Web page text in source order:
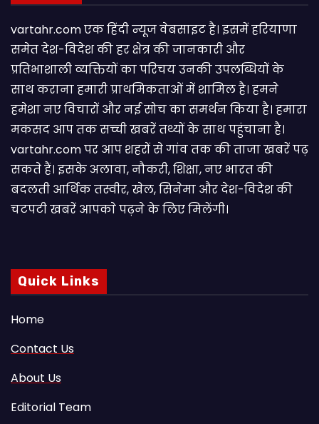
vartahr.com एक हिंदी न्यूज वेबसाइट है। इसमें हरियाणा
समेत देश-विदेश की हर क्षेत्र की जानकारी और
प्रतिभाशाली व्यक्तियों का परिचय उनकी उपलब्धियों के
साथ कराना हमारी प्राथमिकताओं में शामिल है। हमने
हमेशा नए विचारों और नई सोच का समर्थन किया है। हमारा
मकसद आप तक सच्ची खबरें तथ्यों के साथ पहुंचाना है।
vartahr.com पर आप शहरों से गांव तक की ताजा खबरें पढ़
सकते हैं। इसके अलावा, नौकरी, शिक्षा, नए भारत की
बदलती आर्थिक तस्वीर, खेल, सिनेमा और देश-विदेश की
चटपटी खबरें आपकाे पढ़ने के लिए मिलेंगी।
Quick Links
Home
Contact Us
About Us
Editorial Team